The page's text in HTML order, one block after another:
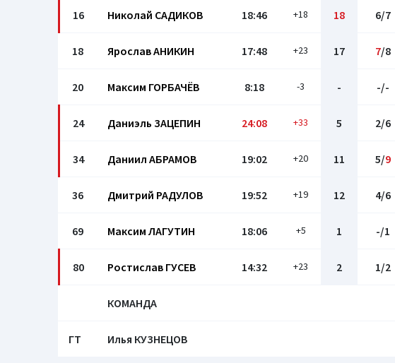
16 Николай САДИКОВ 18:46 +18 18 6/7
18 Ярослав АНИКИН 17:48 +23 17 7/8
20 Максим ГОРБАЧЁВ 8:18 -3 - -/-
24 Даниэль ЗАЦЕПИН 24:08 +33 5 2/6
34 Даниил АБРАМОВ 19:02 +20 11 5/9
36 Дмитрий РАДУЛОВ 19:52 +19 12 4/6
69 Максим ЛАГУТИН 18:06 +5 1 -/1
80 Ростислав ГУСЕВ 14:32 +23 2 1/2
КОМАНДА
ГТ Илья КУЗНЕЦОВ